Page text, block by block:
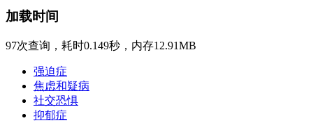
加载时间
97次查询，耗时0.149秒，内存12.91MB
强迫症
焦虑和疑病
社交恐惧
抑郁症